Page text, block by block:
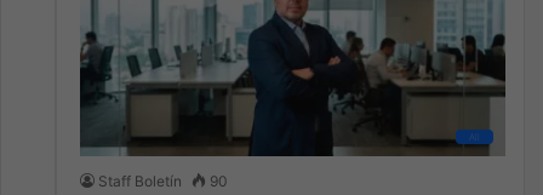
All
Staff Boletín 90